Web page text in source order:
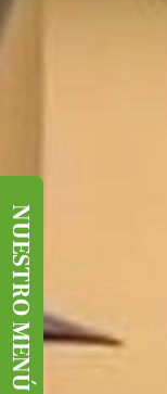
NUESTRO MENÚ